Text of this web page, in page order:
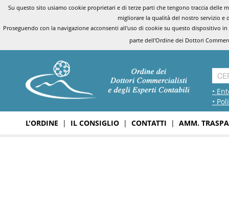
Su questo sito usiamo cookie proprietari e di terze parti che tengono traccia
migliorare la qualità del nostro servizio e
Proseguendo con la navigazione acconsenti all'uso di cookie su questo dispositivo
parte dell'Ordine dei Dottori
•
•
L'ORDINE | IL CONSIGLIO | CONTATTI | AMM.